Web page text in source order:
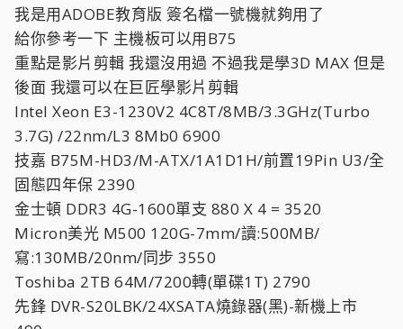
我是用ADOBE教育版 簽名檔一號機就夠用了
給你參考一下 主機板可以用B75
重點是影片剪輯 我還沒用過 不過我是學3D MAX 但是
後面 我還可以在巨匠學影片剪輯
Intel Xeon E3-1230V2 4C8T/8MB/3.3GHz(Turbo
3.7G) /22nm/L3 8Mb0 6900
技嘉 B75M-HD3/M-ATX/1A1D1H/前置19Pin U3/全
固態四年保 2390
金士頓 DDR3 4G-1600單支 880 X 4 = 3520
Micron美光 M500 120G-7mm/讀:500MB/
寫:130MB/20nm/同步 3550
Toshiba 2TB 64M/7200轉(單碟1T) 2790
先鋒 DVR-S20LBK/24XSATA燒錄器(黑)-新機上市